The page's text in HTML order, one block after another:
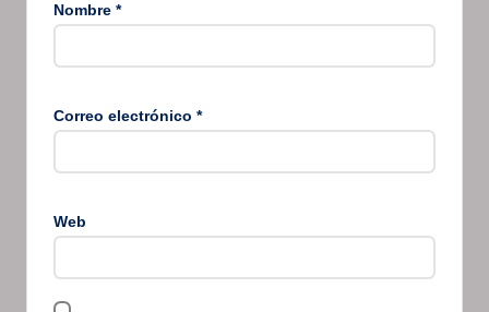
Nombre *
Correo electrónico *
Web